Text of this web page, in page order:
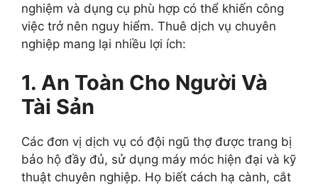
nghiệm và dụng cụ phù hợp có thể khiến công
việc trở nên nguy hiểm. Thuê dịch vụ chuyên
nghiệp mang lại nhiều lợi ích:
1. An Toàn Cho Người Và
Tài Sản
Các đơn vị dịch vụ có đội ngũ thợ được trang bị
bảo hộ đầy đủ, sử dụng máy móc hiện đại và kỹ
thuật chuyên nghiệp. Họ biết cách hạ cành, cắt